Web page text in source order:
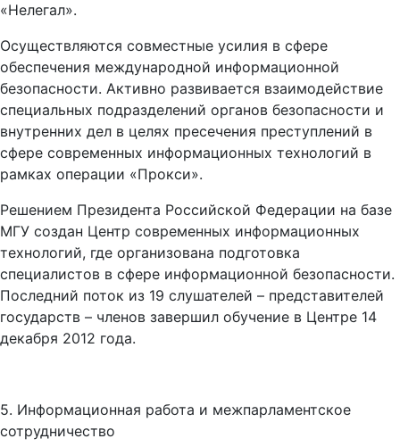
«Нелегал».
Осуществляются совместные усилия в сфере
обеспечения международной информационной
безопасности. Активно развивается взаимодействие
специальных подразделений органов безопасности и
внутренних дел в целях пресечения преступлений в
сфере современных информационных технологий в
рамках операции «Прокси».
Решением Президента Российской Федерации на базе
МГУ создан Центр современных информационных
технологий, где организована подготовка
специалистов в сфере информационной безопасности.
Последний поток из 19 слушателей – представителей
государств – членов завершил обучение в Центре 14
декабря 2012 года.
5. Информационная работа и межпарламентское
сотрудничество